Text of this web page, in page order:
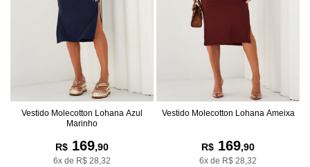
Vestido Molecotton Lohana Azul
Marinho
R$ 169,90
6x de R$ 28,32
Vestido Molecotton Lohana Ameixa
R$ 169,90
6x de R$ 28,32